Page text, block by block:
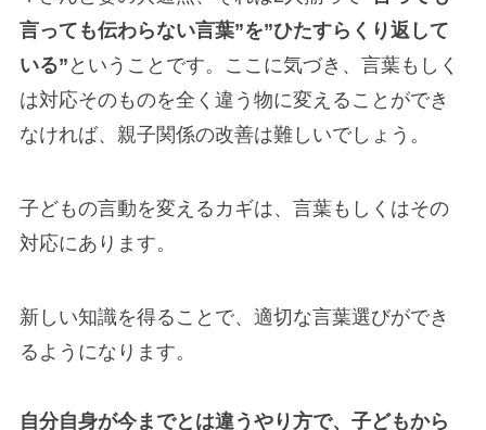
言っても伝わらない言葉”を”ひたすらくり返して
いる” ということです。ここに気づき、言葉もしく
は対応そのものを全く違う物に変えることができ
なければ、親子関係の改善は難しいでしょう。
子どもの言動を変えるカギは、言葉もしくはその
対応にあります。
新しい知識を得ることで、適切な言葉選びができ
るようになります。
自分自身が今までとは違うやり方で、子どもから